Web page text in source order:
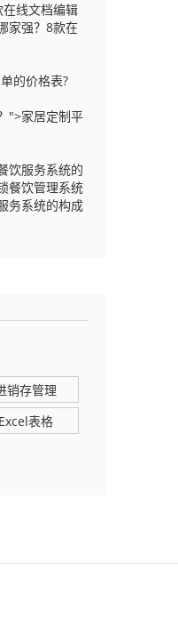
线文档编辑
家强？8款在
的价格表?
">家居定制平
饮服务系统的
餐饮管理系统
务系统的构成
销存管理
Excel表格